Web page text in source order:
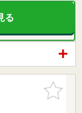
る
お気に入
りに追加